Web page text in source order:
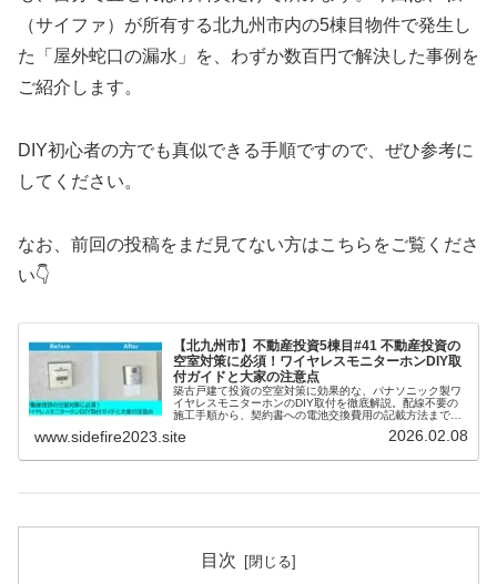
（サイファ）が所有する北九州市内の5棟目物件で発生し
た「屋外蛇口の漏水」を、わずか数百円で解決した事例を
ご紹介します。
DIY初心者の方でも真似できる手順ですので、ぜひ参考に
してください。
なお、前回の投稿をまだ見てない方はこちらをご覧くださ
い👇
【北九州市】不動産投資5棟目#41 不動産投資の
空室対策に必須！ワイヤレスモニターホンDIY取
付ガイドと大家の注意点
築古戸建て投資の空室対策に効果的な、パナソニック製ワ
イヤレスモニターホンのDIY取付を徹底解説。配線不要の
施工手順から、契約書への電池交換費用の記載方法まで、
ム費用を抑えたい投資家必見です。
www.sidefire2023.site 2026.02.08
目次